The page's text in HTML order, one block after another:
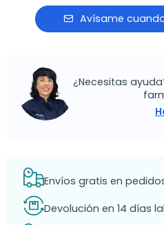
Avísame
¿Necesitas
Envíos gratis en
Devolución en 14 días